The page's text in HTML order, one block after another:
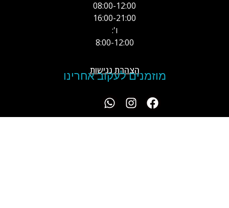
08:00-12:00
16:00-21:00
ו':
8:00-12:00
הצהרת נגישות
מוזמנים לעקוב אחרינו